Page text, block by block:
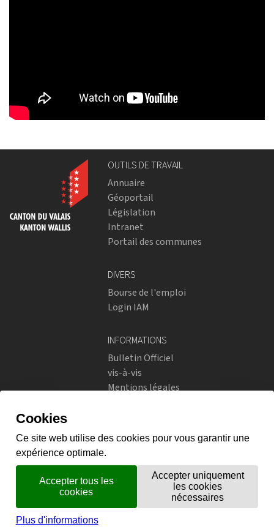
OUTILS DE TRAVAIL
Annuaire
Géoportail
Législation
Intranet
Portail des communes
DIVERS
Bourse de l'emploi
Login IAM
INFORMATIONS
Bulletin Officiel
vis-à-vis
Mentions légales
Instagram
flickr